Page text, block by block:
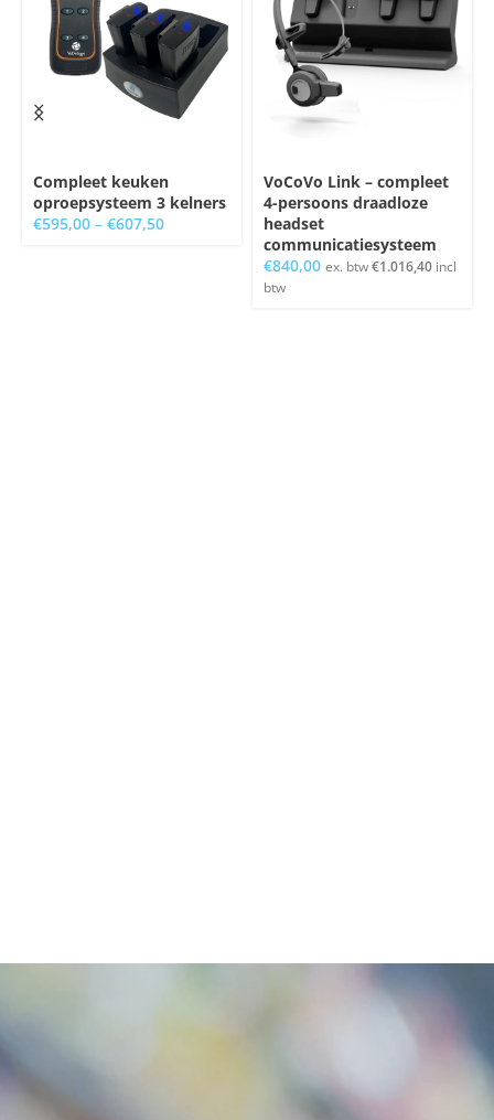
Compleet keuken
oproepsysteem 3 kelners
€595,00 – €607,50
VoCoVo Link – compleet
4-persoons draadloze
headset
communicatiesysteem
€840,00 ex. btw€1.016,40 incl
btw